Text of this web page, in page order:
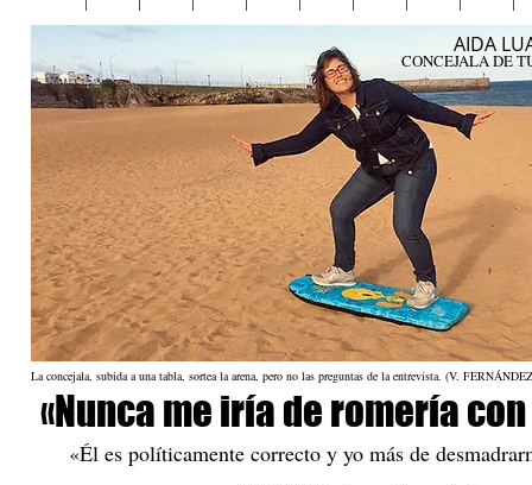
AIDA
CONCEJALA DE
La concejala, subida a una tabla, sortea la arena, pero no las preguntas de la entrevista. (V.
«Nunca me iría de romería
«Él es políticamente correcto y yo más de